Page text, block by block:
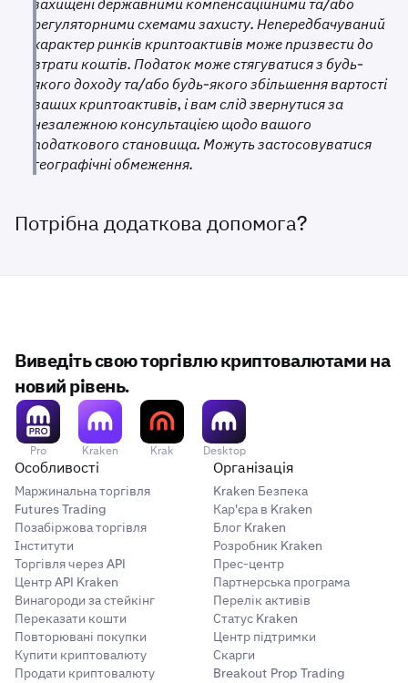
захищені державними компенсаційними та/або
регуляторними схемами захисту. Непередбачуваний
характер ринків криптоактивів може призвести до
втрати коштів. Податок може стягуватися з будь-
якого доходу та/або будь-якого збільшення вартості
ваших криптоактивів, і вам слід звернутися за
незалежною консультацією щодо вашого
податкового становища. Можуть застосовуватися
географічні обмеження.
Потрібна додаткова допомога?
Виведіть свою торгівлю криптовалютами на
новий рівень.
Pro Kraken Krak Desktop
Особливості
Маржинальна торгівля
Futures Trading
Позабіржова торгівля
Інститути
Торгівля через API
Центр API Kraken
Винагороди за стейкінг
Переказати кошти
Повторювані покупки
Купити криптовалюту
Продати криптовалюту
Організація
Kraken Безпека
Кар'єра в Kraken
Блог Kraken
Розробник Kraken
Прес-центр
Партнерська програма
Перелік активів
Статус Kraken
Центр підтримки
Скарги
Breakout Prop Trading